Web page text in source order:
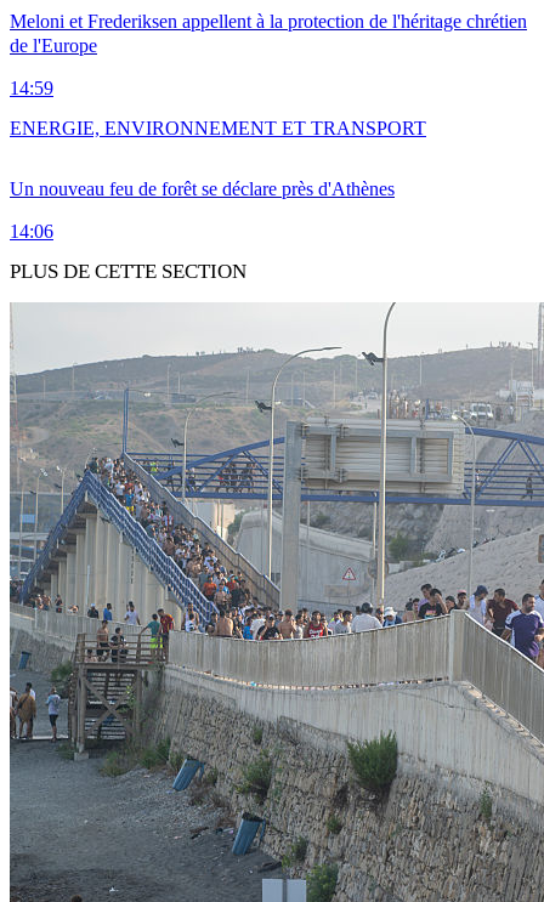
Meloni et Frederiksen appellent à la protection de l'héritage chrétien
de l'Europe
14:59
Un nouveau feu de forêt se déclare près d'Athènes
14:06
ENERGIE, ENVIRONNEMENT ET TRANSPORT
PLUS DE CETTE SECTION